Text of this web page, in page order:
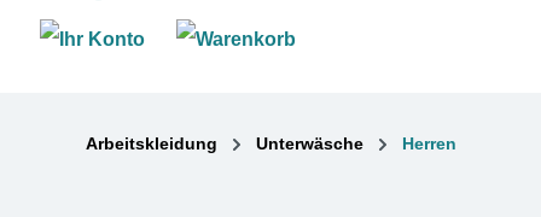
Arbeitskleidung Unterwäsche Herren